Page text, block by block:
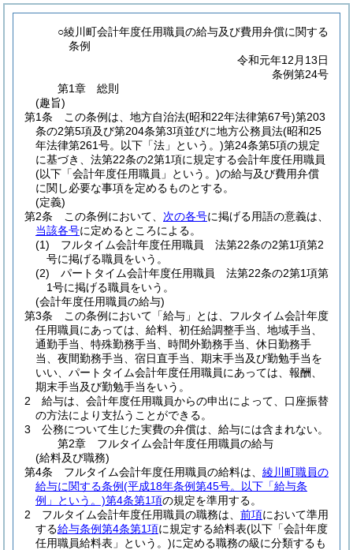
○綾川町会計年度任用職員の給与及び費用弁償に関する
条例
令和元年12月13日
条例第24号
第1章
総則
(趣旨)
第1条
この条例は、地方自治法(昭和22年法律第67号)第203
条の2第5項及び第204条第3項並びに地方公務員法(昭和25
年法律第261号。以下「法」という。)第24条第5項の規定
に基づき、法第22条の2第1項に規定する会計年度任用職員
(以下「会計年度任用職員」という。)の給与及び費用弁償
に関し必要な事項を定めるものとする。
(定義)
第2条
この条例において、 次の各号に掲げる用語の意義は、
当該各号に定めるところによる。
(1)
フルタイム会計年度任用職員 法第22条の2第1項第2
号に掲げる職員をいう。
(2)
パートタイム会計年度任用職員 法第22条の2第1項第
1号に掲げる職員をいう。
(会計年度任用職員の給与)
第3条
この条例において「給与」とは、フルタイム会計年度
任用職員にあっては、給料、初任給調整手当、地域手当、
通勤手当、特殊勤務手当、時間外勤務手当、休日勤務手
当、夜間勤務手当、宿日直手当、期末手当及び勤勉手当を
いい、パートタイム会計年度任用職員にあっては、報酬、
期末手当及び勤勉手当をいう。
2
給与は、会計年度任用職員からの申出によって、口座振替
の方法により支払うことができる。
3
公務について生じた実費の弁償は、給与には含まれない。
第2章
フルタイム会計年度任用職員の給与
(給料及び職務)
第4条
フルタイム会計年度任用職員の給料は、 綾川町職員の
給与に関する条例(平成18年条例第45号。以下「給与条
例」という。)第4条第1項の規定を準用する。
2
フルタイム会計年度任用職員の職務は、 前項において準用
する給与条例第4条第1項に規定する給料表(以下「会計年度
任用職員給料表」という。)に定める職務の級に分類するも